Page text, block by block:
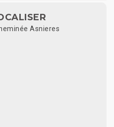
Asnieres